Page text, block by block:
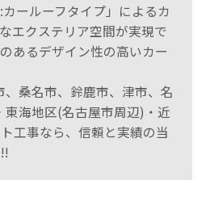
カールーフタイプ」によるカ
エクステリア空間が実現で
あるデザイン性の高いカー
桑名市、鈴鹿市、津市、名
東海地区(名古屋市周辺)・近
工事なら、信頼と実績の当